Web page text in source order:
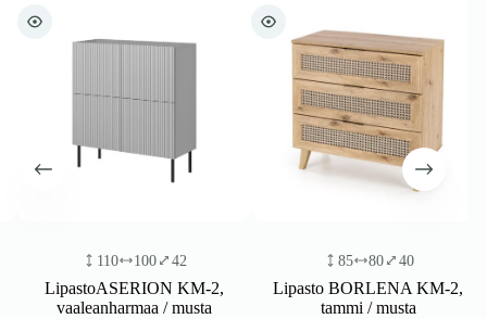
110 100 42
LipastoASERION KM-2,
vaaleanharmaa / musta
85 80 40
Lipasto BORLENA KM-2,
tammi / musta